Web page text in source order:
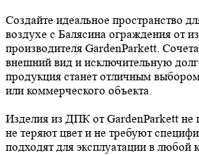
Создайте идеальное пространство
воздухе с Балясина ограждения от
производителя GardenParkett.
внешний вид и исключительную
продукция станет отличным
или коммерческого объекта.
Изделия из ДПК от GardenParkett не
не теряют цвет и не требуют
подходят для эксплуатации в любой